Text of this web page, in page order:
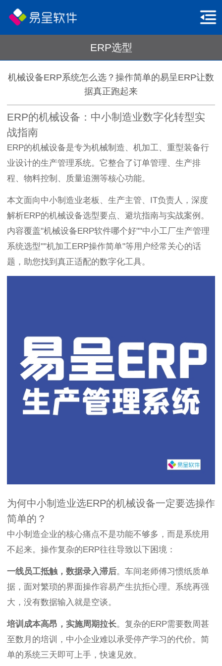
ERP选型
机械设备ERP系统怎么选？操作简单的易呈ERP让数
据真正跑起来
ERP的机械设备：中小制造业数字化转型实
战指南
ERP的机械设备是专为机械制造、机加工、重型装备行
业设计的生产管理系统。它整合了订单管理、生产排
程、物料控制、质量追溯等核心功能。
本文面向中小制造业老板、生产主管、IT负责人，深度
解析ERP的机械设备选型要点、避坑指南与实战案例。
内容覆盖"机械设备ERP软件哪个好""中小工厂生产管理
系统选型""机加工ERP操作简单"等用户经常关心的话
题，助您找到真正适配的数字化工具。
为何中小制造业选ERP的机械设备一定要选操作
简单的？
中小制造企业的核心痛点不是功能不够多，而是系统用
不起来。操作复杂的ERP往往导致以下困境：
一线员工抵触，数据录入滞后。车间老师傅习惯纸质单
据，面对繁琐的界面操作容易产生抗拒心理。系统再强
大，没有数据输入就是空谈。
培训成本高昂，实施周期拉长。复杂的ERP需要数周甚
至数月的培训，中小企业难以承受停产学习的代价。简
单的系统三天即可上手，快速见效。